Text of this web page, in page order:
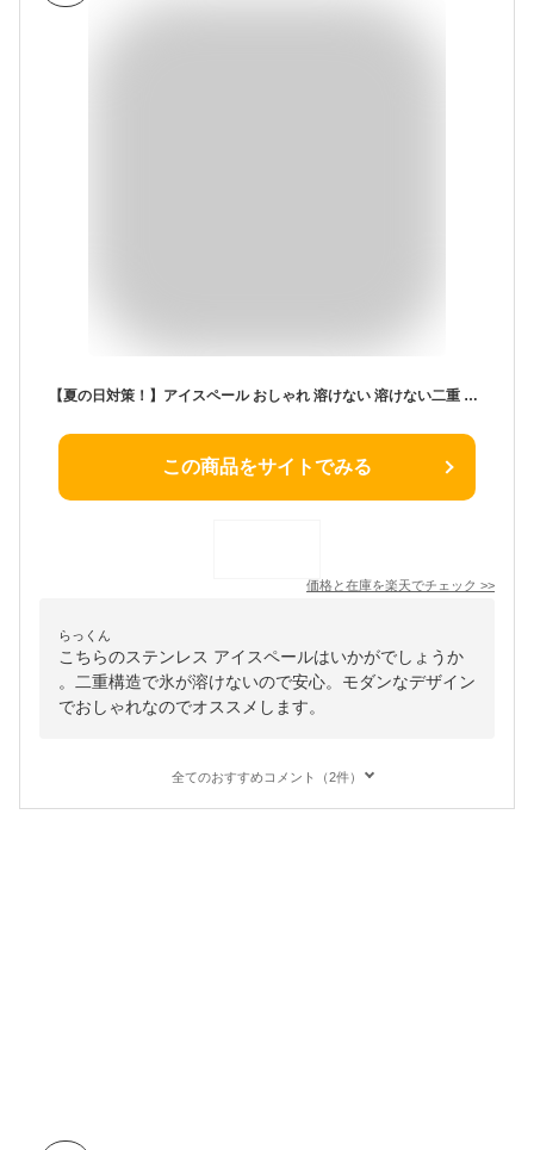
【夏の日対策！】アイスペール おしゃれ 溶けない 溶けない二重 ステンレス 高級 2L 3L 4Lアイスバケットステンレス おしゃれ 氷入れ 二重構造 蓋付き 持ちやすい ウイスキー ビールなど 保冷用 大容量 家庭用 業務用 アイススクープ 氷バケツ 酒 クーラー ポータブル
この商品をサイトでみる
価格と在庫を楽天でチェック >>
らっくん
こちらのステンレス アイスペールはいかがでしょうか
。二重構造で氷が溶けないので安心。モダンなデザイン
でおしゃれなのでオススメします。
全てのおすすめコメント（2件）